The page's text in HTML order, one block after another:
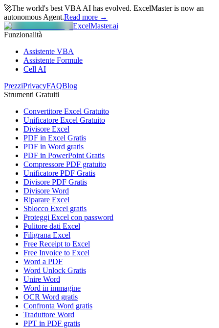
🚀The world's best VBA AI has evolved. ExcelMaster is now an
autonomous Agent.Read more →
ExcelMaster.ai
Funzionalità
Assistente VBA
Assistente Formule
Cell AI
PrezziPrivacyFAQBlog
Strumenti Gratuiti
Convertitore Excel Gratuito
Unificatore Excel Gratuito
Divisore Excel
PDF in Excel Gratis
PDF in Word gratis
PDF in PowerPoint Gratis
Compressore PDF gratuito
Unificatore PDF Gratis
Divisore PDF Gratis
Divisore Word
Riparare Excel
Sblocco Excel gratis
Proteggi Excel con password
Pulitore dati Excel
Filigrana Excel
Free Receipt to Excel
Free Invoice to Excel
Word a PDF
Word Unlock Gratis
Unire Word
Word in immagine
OCR Word gratis
Confronta Word gratis
Traduttore Word
PPT in PDF gratis